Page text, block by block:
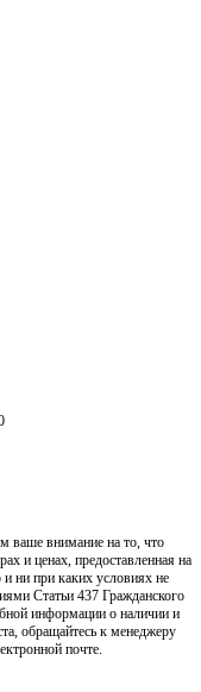
внимание на то, что
и ценах, предоставленная на
ни при каких условиях не
Статьи 437 Гражданского
информации о наличии и
обращайтесь к менеджеру
почте.